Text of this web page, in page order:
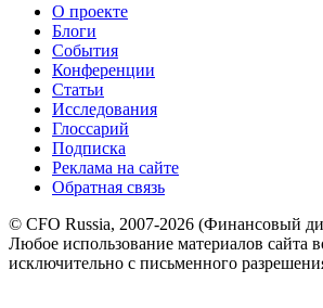
О проекте
Блоги
События
Конференции
Статьи
Исследования
Глоссарий
Подписка
Реклама на сайте
Обратная связь
© CFO Russia, 2007-2026 (Финансовый
Любое использование материалов сайта
исключительно с письменного